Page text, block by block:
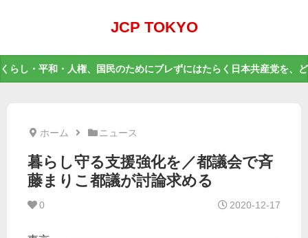
JCP TOKYO
くらし・平和・人権、国民のためにブレずにはたらく日本共産党を、
ホーム ニュース
暮らし守る支援強化を／都議会で斉
藤まりこ都議が討論求める
0 2020-12-17